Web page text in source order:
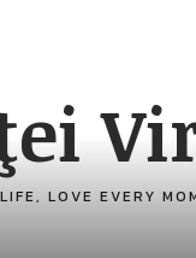
LOVE EVERY